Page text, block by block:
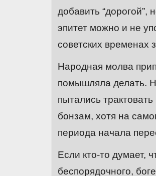
добавить “дорогой”,
эпитет можно и не
советских временах
Народная молва
помышляла делать.
пытались
бонзам, хотя на
периода начала
Если кто-то думает,
беспорядочного,